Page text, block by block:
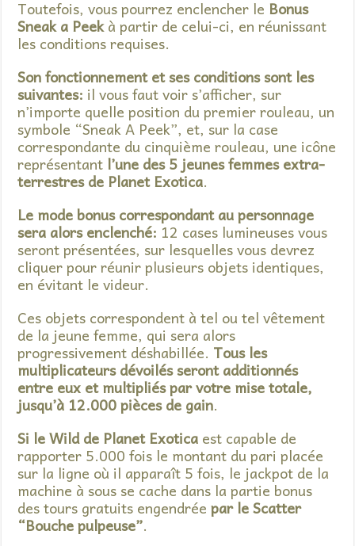
Toutefois, vous pourrez enclencher le Bonus
Sneak a Peekà partir de celui-ci, en réunissant
les conditions requises.
Son fonctionnement et ses conditions sont les
suivantes: il vous faut voir s’afficher, sur
n’importe quelle position du premier rouleau, un
symbole “Sneak A Peek”, et, sur la case
correspondante du cinquième rouleau, une icône
représentant l’une des 5 jeunes femmes extra-
terrestres de Planet Exotica.
Le mode bonus correspondant au personnage
sera alors enclenché: 12 cases lumineuses vous
seront présentées, sur lesquelles vous devrez
cliquer pour réunir plusieurs objets identiques,
en évitant le videur.
Ces objets correspondent à tel ou tel vêtement
de la jeune femme, qui sera alors
progressivement déshabillée. Tous les
multiplicateurs dévoilés seront additionnés
entre eux et multipliés par votre mise totale,
jusqu’à 12.000 pièces de gain.
Si le Wild de Planet Exotica est capable de
rapporter 5.000 fois le montant du pari placée
sur la ligne où il apparaît 5 fois, le jackpot de la
machine à sous se cache dans la partie bonus
des tours gratuits engendréepar le Scatter
“Bouche pulpeuse”.